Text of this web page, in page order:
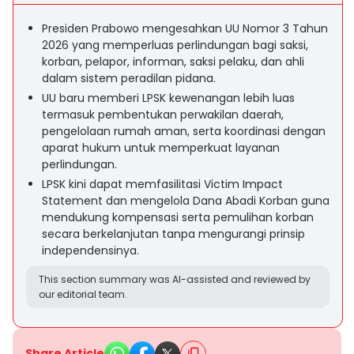
Presiden Prabowo mengesahkan UU Nomor 3 Tahun
2026 yang memperluas perlindungan bagi saksi,
korban, pelapor, informan, saksi pelaku, dan ahli
dalam sistem peradilan pidana.
UU baru memberi LPSK kewenangan lebih luas
termasuk pembentukan perwakilan daerah,
pengelolaan rumah aman, serta koordinasi dengan
aparat hukum untuk memperkuat layanan
perlindungan.
LPSK kini dapat memfasilitasi Victim Impact
Statement dan mengelola Dana Abadi Korban guna
mendukung kompensasi serta pemulihan korban
secara berkelanjutan tanpa mengurangi prinsip
independensinya.
This section summary was AI-assisted and reviewed by
our editorial team.